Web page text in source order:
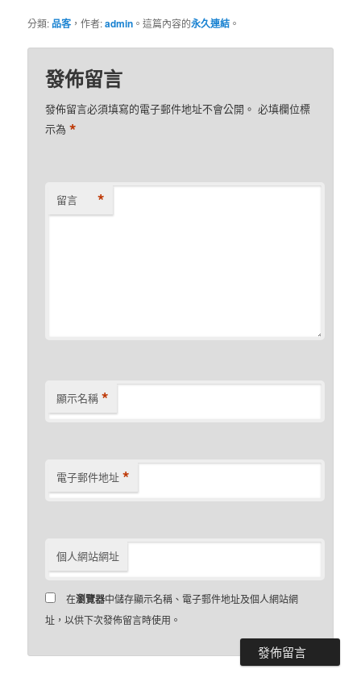
分類: 品客 ，作者:admin 。這篇內容的永久連結 。
發佈留言
發佈留言必須填寫的電子郵件地址不會公開。 必填欄位標
示為*
留言 *
顯示名稱 *
電子郵件地址 *
個人網站網址
在瀏覽器中儲存顯示名稱、電子郵件地址及個人網站網
址，以供下次發佈留言時使用。